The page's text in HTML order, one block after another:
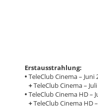
Erstausstrahlung:
•TeleClub Cinema – Juni
+TeleClub Cinema –
•TeleClub Cinema HD –
+TeleClub Cinema HD